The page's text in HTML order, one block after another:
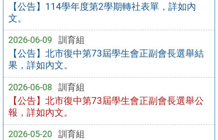
【公告】114學年度第2學期轉社表單，詳如內
文。
2026-06-09 訓育組
【公告】北市復中第73屆學生會正副會長選舉結
果，詳如內文。
2026-06-08 訓育組
【公告】北市復中第73屆學生會正副會長選舉公
報，詳如內文。
2026-05-20 訓育組